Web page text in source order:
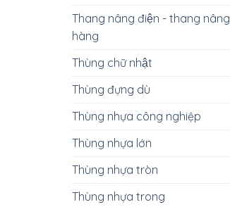
Thang nâng điện - thang nâng
hàng
Thùng chữ nhật
Thùng đựng dù
Thùng nhựa công nghiệp
Thùng nhựa lớn
Thùng nhựa tròn
Thùng nhựa trong